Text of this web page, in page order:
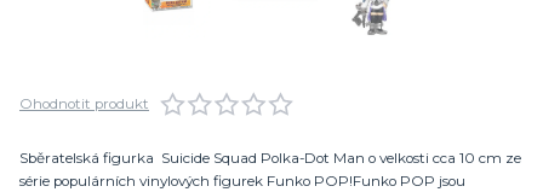
Ohodnotit produkt
Sběratelská figurka Suicide Squad Polka-Dot Man o velkosti cca 10 cm ze
série populárních vinylových figurek Funko POP!Funko POP jsou